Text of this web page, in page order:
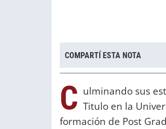
COMPARTÍ ESTA NOTA
C ulminando sus
Titulo en la
formación de Post